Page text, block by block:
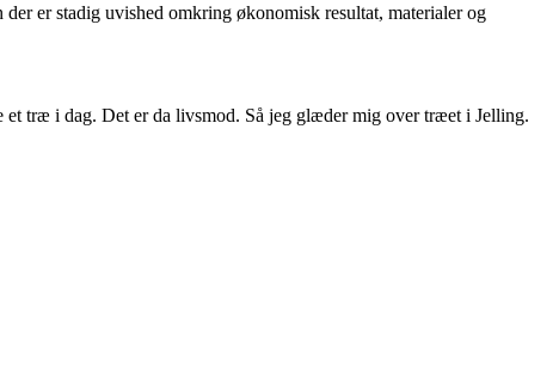
er stadig uvished omkring økonomisk resultat, materialer og
træ i dag. Det er da livsmod. Så jeg glæder mig over træet i Jelling.